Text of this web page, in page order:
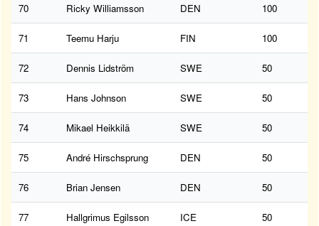
70 Ricky Williamsson DEN 100
71 Teemu Harju FIN 100
72 Dennis Lidström SWE 50
73 Hans Johnson SWE 50
74 Mikael Heikkilä SWE 50
75 André Hirschsprung DEN 50
76 Brian Jensen DEN 50
77 Hallgrimus Egilsson ICE 50